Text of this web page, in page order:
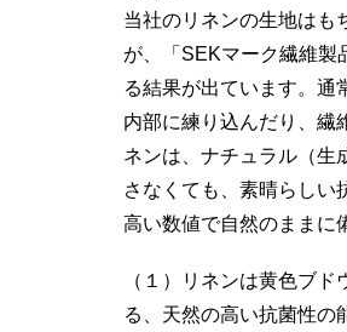
当社のリネンの生地はも
が、「SEKマーク繊維製
る結果が出ています。通
内部に練り込んだり、繊
ネンは、ナチュラル（生
さなくても、素晴らしい
高い数値で自然のままに
（１）リネンは黄色ブ
る、天然の高い抗菌性の